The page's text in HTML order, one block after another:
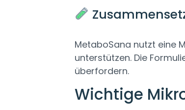
MetaboSana nutzt eine
unterstützen. Die
überfordern.
Wichtige